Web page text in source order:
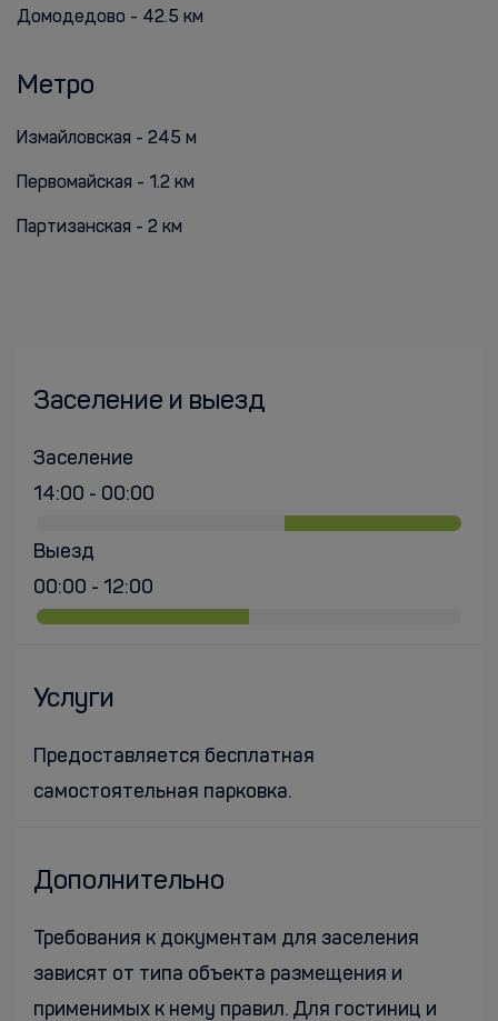
Домодедово - 42.5 км
Метро
Измайловская - 245 м
Первомайская - 1.2 км
Партизанская - 2 км
Заселение и выезд
Заселение
14:00 - 00:00
Выезд
00:00 - 12:00
Услуги
Предоставляется бесплатная
самостоятельная парковка.
Дополнительно
Требования к документам для заселения
зависят от типа объекта размещения и
применимых к нему правил. Для гостиниц и